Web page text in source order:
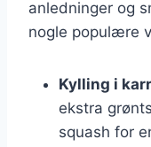
anledninger og
nogle populære
Kylling i
ekstra
squash for